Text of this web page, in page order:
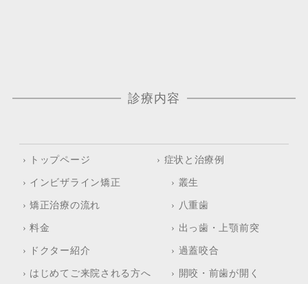
診療内容
› トップページ
› インビザライン矯正
› 矯正治療の流れ
› 料金
› ドクター紹介
› はじめてご来院される方へ
› 症状と治療例
› 叢生
› 八重歯
› 出っ歯・上顎前突
› 過蓋咬合
› 開咬・前歯が開く